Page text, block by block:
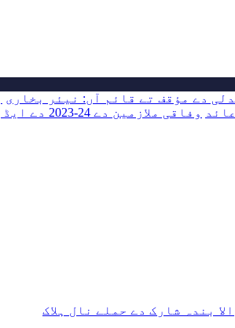
دے مؤقف تے قائم آں: نیئر بخاری
وفاقی ملازمین دے 24-2023 دے ایڈہاک الاؤنسز منجمد
بندہ شارک دے حملے نال ہلاک